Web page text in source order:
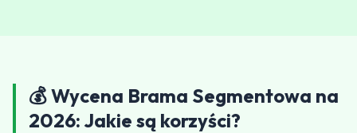
💰 Wycena Brama Segmentowa na
2026: Jakie są korzyści?